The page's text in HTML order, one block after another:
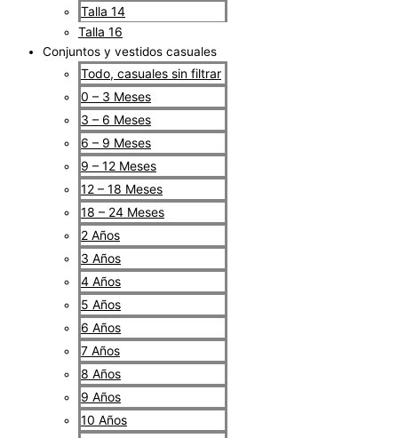
Talla 14
Talla 16
Conjuntos y vestidos casuales
Todo, casuales sin filtrar
0 – 3 Meses
3 – 6 Meses
6 – 9 Meses
9 – 12 Meses
12 – 18 Meses
18 – 24 Meses
2 Años
3 Años
4 Años
5 Años
6 Años
7 Años
8 Años
9 Años
10 Años